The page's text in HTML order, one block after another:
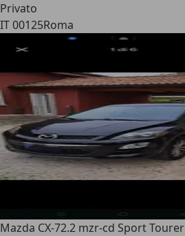
Privato
IT 00125Roma
Mazda CX-72.2 mzr-cd Sport Tourer